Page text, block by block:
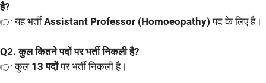
है?
👉 यह भर्ती Assistant Professor (Homoeopathy) पद के लिए है।
Q2. कुल कितने पदों पर भर्ती निकली है?
👉 कुल 13 पदोंपर भर्ती निकली है।